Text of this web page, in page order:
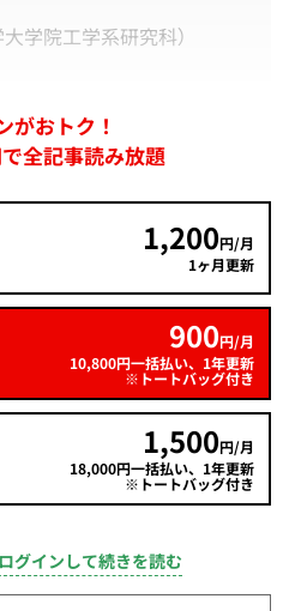
学院工学系研究科）
がおトク！
全記事読み放題
1,200円/月
1ヶ月更新
900円/月
10,800円一括払い、1年更新
※トートバッグ付き
1,500円/月
18,000円一括払い、1年更新
※トートバッグ付き
グインして続きを読む